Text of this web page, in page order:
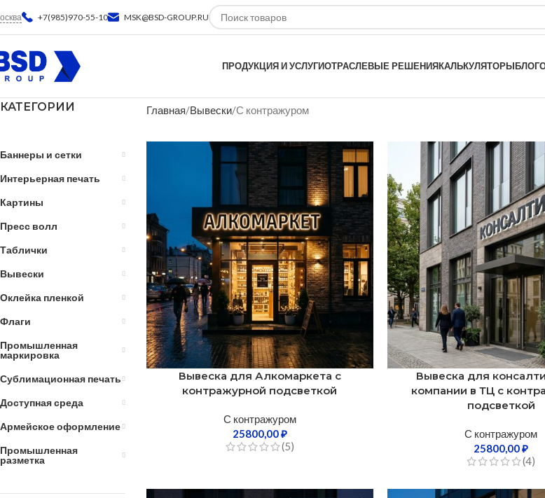
+7(985)970-55-10 MSK@BSD-GROUP.RU
ПРОДУКЦИЯ И УСЛУГИОТРАСЛЕВЫЕ РЕШЕНИЯКАЛЬКУЛЯТОРЫБЛОГ
КАТЕГОРИИ
Баннеры и сетки
Интерьерная печать
Картины
Пресс волл
Таблички
Вывески
Оклейка пленкой
Флаги
Промышленная
маркировка
Сублимационная печать
Доступная среда
Армейское оформление
Промышленная
разметка
Главная Вывески С контражуром
Вывеска для Алкомаркета с
контражурной подсветкой
С контражуром
25800,00₽
(5)
Вывеска для
компании в ТЦ с
подсветкой
С контражуром
25800,00₽
(4)